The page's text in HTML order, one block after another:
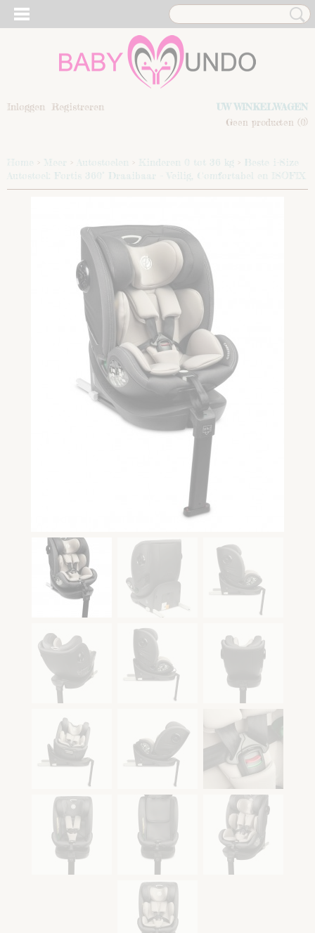
Inloggen Registreren
UW WINKELWAGEN
Geen producten (0)
Home > Meer > Autostoelen > Kinderen 0 tot 36 kg > Beste i-Size
Autostoel: Fortis 360° Draaibaar – Veilig, Comfortabel en ISOFIX